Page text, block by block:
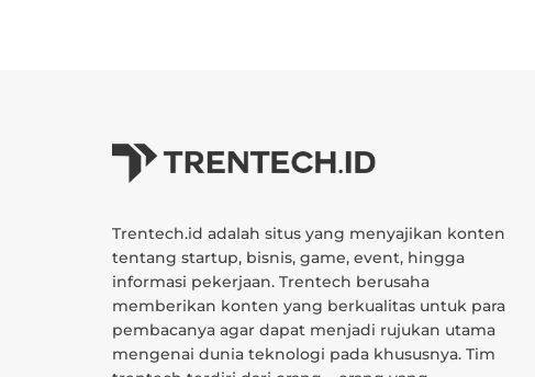
Trentech.id adalah situs yang menyajikan konten
tentang startup, bisnis, game, event, hingga
informasi pekerjaan. Trentech berusaha
memberikan konten yang berkualitas untuk para
pembacanya agar dapat menjadi rujukan utama
mengenai dunia teknologi pada khususnya. Tim